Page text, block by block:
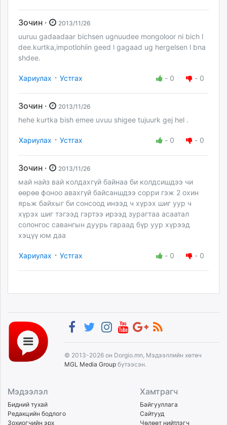
Зочин · 2013/11/26
uuruu gadaadaar bichsen ugnuudee mongoloor ni bich l
dee.kurtka,impotlohiin geed l gagaad ug hergelsen l bna
shdee.
Хариулах · Устгах - 0 - 0
Зочин · 2013/11/26
hehe kurtka bish emee uvuu shigee tujuurk gej hel .
Хариулах · Устгах - 0 - 0
Зочин · 2013/11/26
май найз вай колдахгүй байнаа би колдсишдээ чи
өөрөө фоноо авахгүй байсаншдээ сорри гэж 2 охин
ярьж байхыг би сонсоод инээд ч хүрэх шиг уур ч
хүрэх шиг тэгээд гэртээ ирээд зурагтаа асаатал
солонгос савангын дуурь гараад бүр уур хүрээд
хэцүү юм даа
Хариулах · Устгах - 0 - 0
© 2013-2026 он Dorgio.mn, Мэдээллийн хөтөч
MGL Media Group бүтээсэн.
Мэдээлэл
Бидний тухай
Редакцийн бодлого
Зохиогчийн эрх
Хамтрагч
Байгууллага
Сайтууд
Чөлөөт нийтлэгч